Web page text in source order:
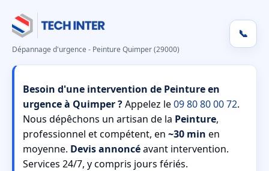
Dépannage d'urgence - Peinture Quimper (29000)
📞
Besoin d'une intervention de Peinture en
urgence à Quimper ?Appelez le09 80 80 00 72.
Nous dépêchons un artisan de la Peinture,
professionnel et compétent, en ~30 min en
moyenne. Devis annoncéavant intervention.
Services 24/7, y compris jours fériés.